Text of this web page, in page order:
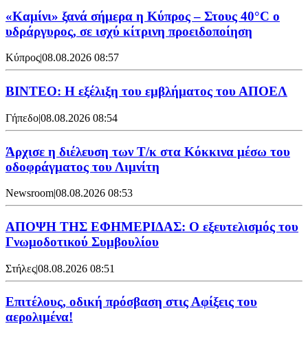
«Καμίνι» ξανά σήμερα η Κύπρος – Στους 40°C ο
υδράργυρος, σε ισχύ κίτρινη προειδοποίηση
Κύπρος|08.08.2026 08:57
ΒΙΝΤΕΟ: Η εξέλιξη του εμβλήματος του ΑΠΟΕΛ
Γήπεδο|08.08.2026 08:54
Άρχισε η διέλευση των Τ/κ στα Κόκκινα μέσω του
οδοφράγματος του Λιμνίτη
Newsroom|08.08.2026 08:53
ΑΠΟΨΗ ΤΗΣ ΕΦΗΜΕΡΙΔΑΣ: Ο εξευτελισμός του
Γνωμοδοτικού Συμβουλίου
Στήλες|08.08.2026 08:51
Επιτέλους, οδική πρόσβαση στις Αφίξεις του
αερολιμένα!